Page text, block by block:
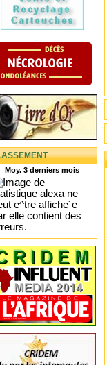
Moy. 3 derniers mois